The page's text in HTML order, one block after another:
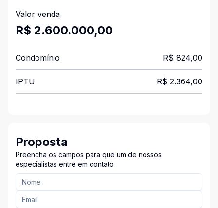
Valor venda
R$ 2.600.000,00
Condomínio R$ 824,00
IPTU R$ 2.364,00
Proposta
Preencha os campos para que um de nossos
especialistas entre em contato